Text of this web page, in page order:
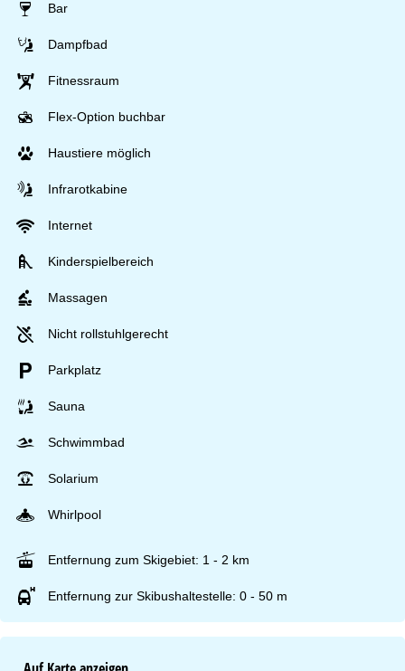
Bar
Dampfbad
Fitnessraum
Flex-Option buchbar
Haustiere möglich
Infrarotkabine
Internet
Kinderspielbereich
Massagen
Nicht rollstuhlgerecht
Parkplatz
Sauna
Schwimmbad
Solarium
Whirlpool
Entfernung zum Skigebiet: 1 - 2 km
Entfernung zur Skibushaltestelle: 0 - 50 m